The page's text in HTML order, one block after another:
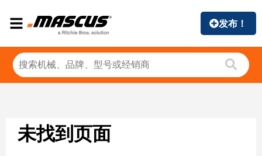
发布！
未找到页面